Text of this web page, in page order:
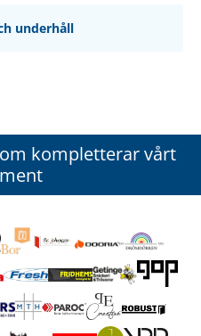
underhåll
kompletterar vårt